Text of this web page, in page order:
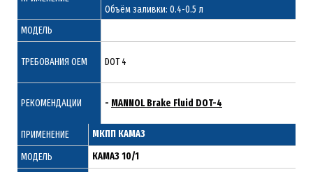
Объём заливки: 0.4-0.5 л
МОДЕЛЬ
ТРЕБОВАНИЯ ОЕМ DOT 4
РЕКОМЕНДАЦИИ - MANNOL Brake Fluid DOT-4
ПРИМЕНЕНИЕ
МКПП КАМАЗ
МОДЕЛЬ
КАМАЗ 10/1